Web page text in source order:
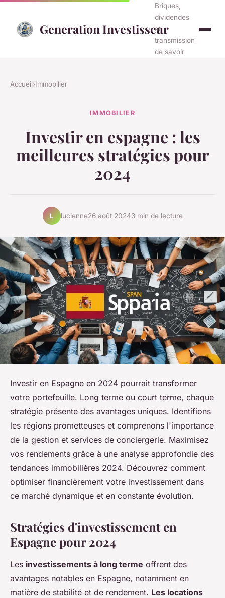
Generation Investisseur
Briques,
dividendes
et
transmission
de savoir
Accueil›Immobilier
IMMOBILIER
Investir en espagne : les
meilleures stratégies pour
2024
L lucienne26 août 20243 min de lecture
Investir en Espagne en 2024 pourrait transformer
votre portefeuille. Long terme ou court terme, chaque
stratégie présente des avantages uniques. Identifions
les régions prometteuses et comprenons l'importance
de la gestion et services de conciergerie. Maximisez
vos rendements grâce à une analyse approfondie des
tendances immobilières 2024. Découvrez comment
optimiser financièrement votre investissement dans
ce marché dynamique et en constante évolution.
Stratégies d'investissement en
Espagne pour 2024
Les investissements à long terme offrent des
avantages notables en Espagne, notamment en
matière de stabilité et de rendement. Les locations